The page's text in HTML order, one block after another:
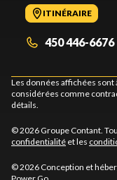
ITINÉRAIRE
450 446-6676
Les données affichées
considérées comme
détails.
© 2026 Groupe Contant.
confidentialité et les
© 2026 Conception et